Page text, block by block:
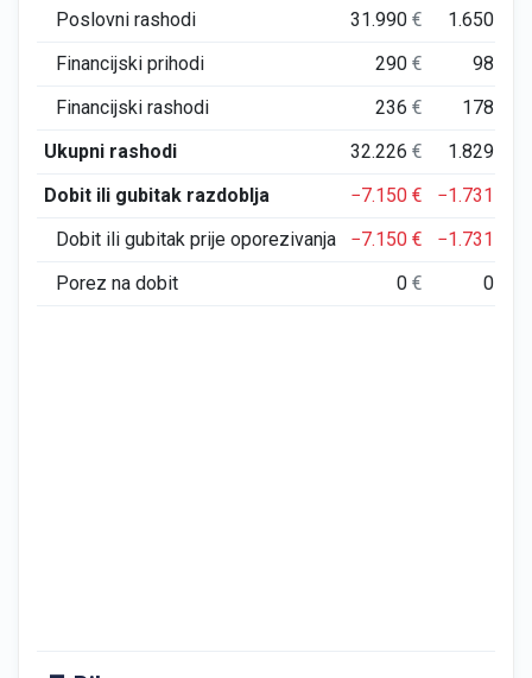
Poslovni rashodi
31.990€ 1.650
Financijski prihodi
290€ 98
Financijski rashodi
236€ 178
Ukupni rashodi
32.226€ 1.829
Dobit ili gubitak razdoblja
−7.150€ −1.731
Dobit ili gubitak prije oporezivanja
−7.150€ −1.731
Porez na dobit
0€ 0